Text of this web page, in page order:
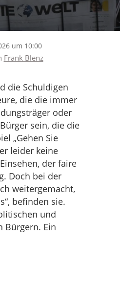
um 10:00
Frank Blenz
die Schuldigen
die die immer
oder
sein, die die
„Gehen Sie
leider keine
der faire
Doch bei der
weitergemacht,
befinden sie.
und
Bürgern. Ein